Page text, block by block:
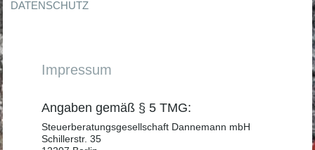
DATENSCHUTZ
Impressum
Angaben gemäß § 5 TMG:
Steuerberatungsgesellschaft Dannemann mbH
Schillerstr. 35